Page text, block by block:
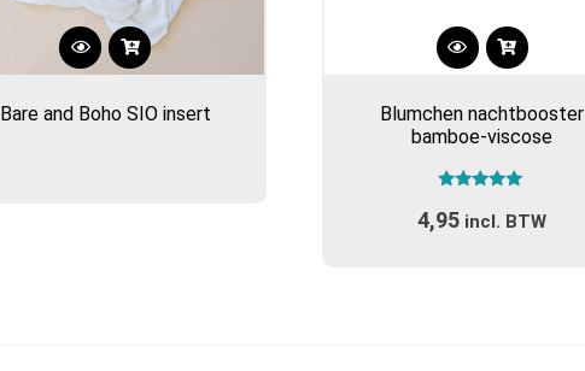
Bare and Boho SIO insert
Blumchen nachtbooster
bamboe-viscose
5.00
uit 5
4,95 incl. BTW